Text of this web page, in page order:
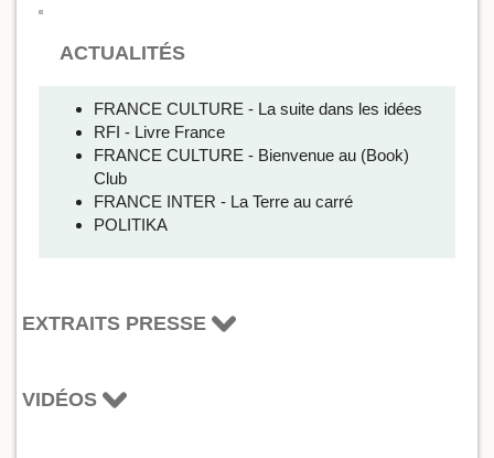
ACTUALITÉS
FRANCE CULTURE - La suite dans les idées
RFI - Livre France
FRANCE CULTURE - Bienvenue au (Book)
Club
FRANCE INTER - La Terre au carré
POLITIKA
EXTRAITS PRESSE
VIDÉOS